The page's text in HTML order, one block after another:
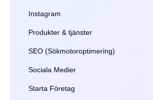
Instagram
Produkter & tjänster
SEO (Sökmotoroptimering)
Sociala Medier
Starta Företag